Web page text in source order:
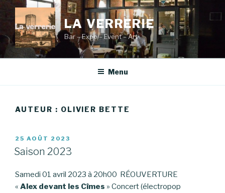
contenu
principal
LA VERRERIE
Bar – Expo – Event – Art
Menu
AUTEUR : OLIVIER BETTE
PUBLIÉ
LE
25 AOÛT 2023
Saison 2023
Samedi 01 avril 2023 à 20h00 RÉOUVERTURE
« Alex devant les Cîmes » Concert (électropop